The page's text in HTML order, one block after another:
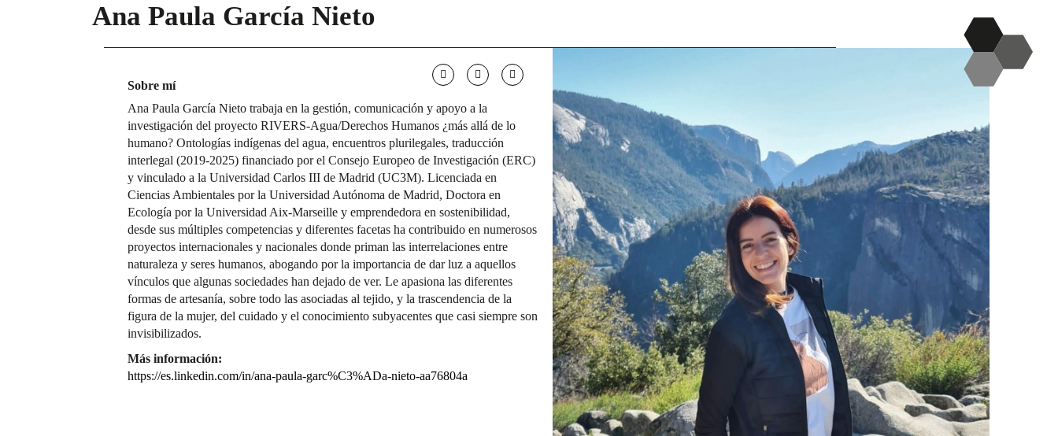
Ana Paula García Nieto
Sobre mí
Ana Paula García Nieto trabaja en la gestión, comunicación y apoyo a la
investigación del proyecto RIVERS-Agua/Derechos Humanos ¿más allá de lo
humano? Ontologías indígenas del agua, encuentros plurilegales, traducción
interlegal (2019-2025) financiado por el Consejo Europeo de Investigación (ERC)
y vinculado a la Universidad Carlos III de Madrid (UC3M). Licenciada en
Ciencias Ambientales por la Universidad Autónoma de Madrid, Doctora en
Ecología por la Universidad Aix-Marseille y emprendedora en sostenibilidad,
desde sus múltiples competencias y diferentes facetas ha contribuido en numerosos
proyectos internacionales y nacionales donde priman las interrelaciones entre
naturaleza y seres humanos, abogando por la importancia de dar luz a aquellos
vínculos que algunas sociedades han dejado de ver. Le apasiona las diferentes
formas de artesanía, sobre todo las asociadas al tejido, y la trascendencia de la
figura de la mujer, del cuidado y el conocimiento subyacentes que casi siempre son
invisibilizados.
Más información:
https://es.linkedin.com/in/ana-paula-garc%C3%ADa-nieto-aa76804a